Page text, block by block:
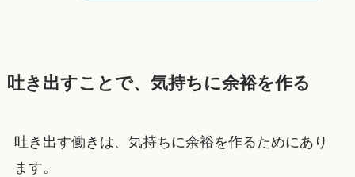
吐き出すことで、気持ちに余裕を作る
吐き出す働きは、気持ちに余裕を作るためにあり
ます。